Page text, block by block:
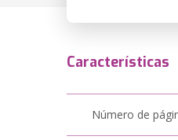
Características
Número de